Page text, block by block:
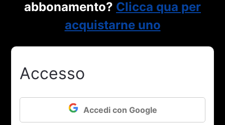
abbonamento? Clicca qua per
acquistarne uno
Accesso
Accedi con Google